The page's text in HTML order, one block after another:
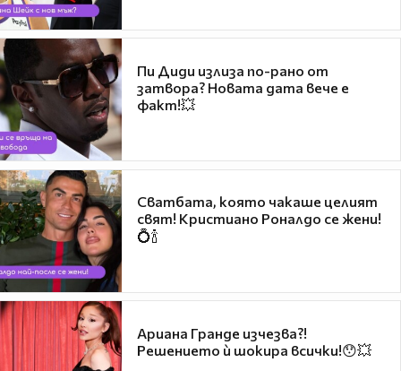
Пи Диди излиза по-рано от
затвора? Новата дата вече е
факт!💥
Сватбата, която чакаше целият
свят! Кристиано Роналдо се жени!
💍🍾
Ариана Гранде изчезва?!
Решението ѝ шокира всички!😯💥